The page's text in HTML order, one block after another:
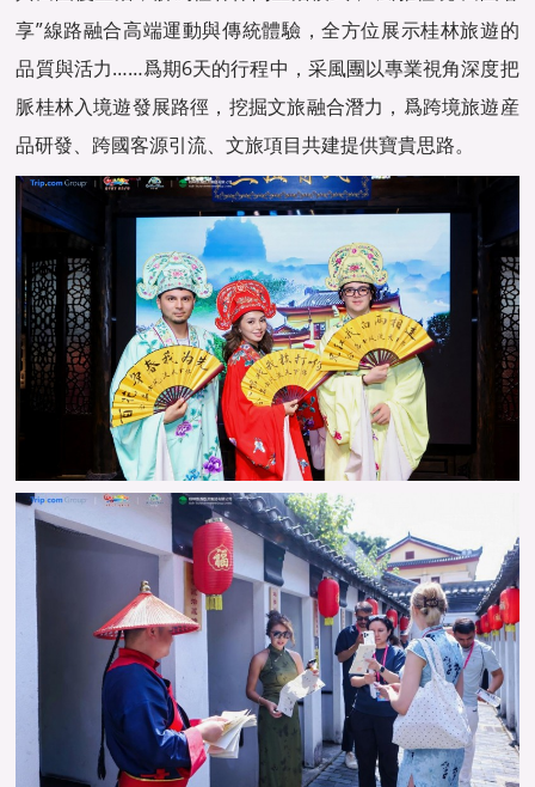
享”線路融合高端運動與傳統體驗，全方位展示桂林旅遊的
品質與活力……爲期6天的行程中，采風團以專業視角深度把
脈桂林入境遊發展路徑，挖掘文旅融合潛力，爲跨境旅遊産
品研發、跨國客源引流、文旅項目共建提供寶貴思路。